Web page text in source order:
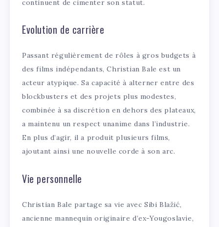
continuent de cimenter son statut.
Evolution de carrière
Passant régulièrement de rôles à gros budgets à
des films indépendants, Christian Bale est un
acteur atypique. Sa capacité à alterner entre des
blockbusters et des projets plus modestes,
combinée à sa discrétion en dehors des plateaux,
a maintenu un respect unanime dans l’industrie.
En plus d’agir, il a produit plusieurs films,
ajoutant ainsi une nouvelle corde à son arc.
Vie personnelle
Christian Bale partage sa vie avec Sibi Blažić,
ancienne mannequin originaire d’ex-Yougoslavie,